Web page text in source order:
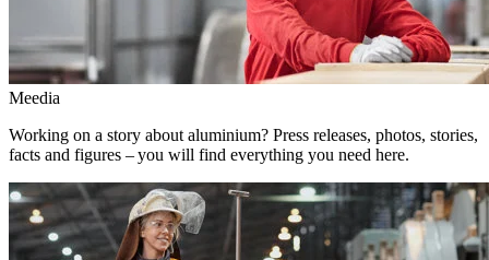
Meedia
Working on a story about aluminium? Press releases, photos, stories,
facts and figures – you will find everything you need here.